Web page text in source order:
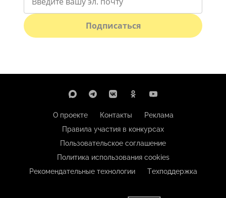
Подписаться
О проекте Контакты
Реклама
Правила участия в конкурсах
Пользовательское соглашение
Политика использования cookies
Рекомендательные технологии
Техподдержка